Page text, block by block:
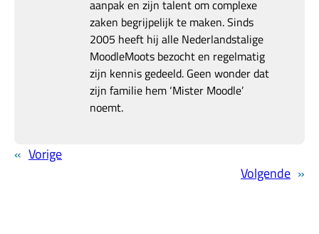
aanpak en zijn talent om complexe
zaken begrijpelijk te maken. Sinds
2005 heeft hij alle Nederlandstalige
MoodleMoots bezocht en regelmatig
zijn kennis gedeeld. Geen wonder dat
zijn familie hem ‘Mister Moodle’
noemt.
« Vorige
Volgende »